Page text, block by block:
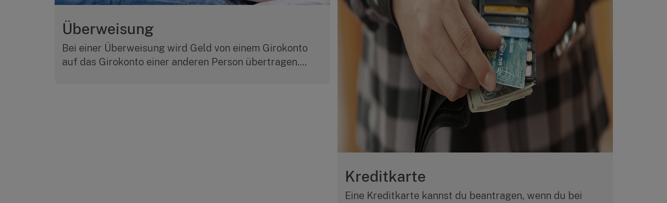
Überweisung
Bei einer Überweisung wird Geld von einem Girokonto
auf das Girokonto einer anderen Person übertragen....
Kreditkarte
Eine Kreditkarte kannst du beantragen, wenn du bei